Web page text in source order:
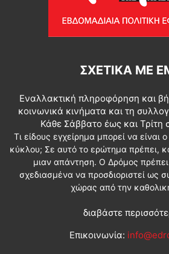
ΣΧΕΤΙΚΆ ΜΕ
Εναλλακτική πληροφόρηση και
κοινωνικά κινήματα και τη
Κάθε Σάββατο έως και Τρίτη
Τι είδους εγχείρημα μπορεί να είναι
κύκλου; Σε αυτό το ερώτημα πρέπει,
μιαν απάντηση. Ο Δρόμος πρέπει
σχεδιασμένα να προσδιοριστεί ως
χώρας από την
διαβάστε
Επικοινωνία: